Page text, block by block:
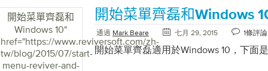
開始菜單齊磊和
Windows 10"
href="https://www.reviversoft.com/zh-
tw/blog/2015/07/start-
menu-reviver-and-
開始菜單齊磊和Windows
通過 Mark Beare 七月 29, 2015 1條評論
開始菜單齊磊適用於Windows 10，下面